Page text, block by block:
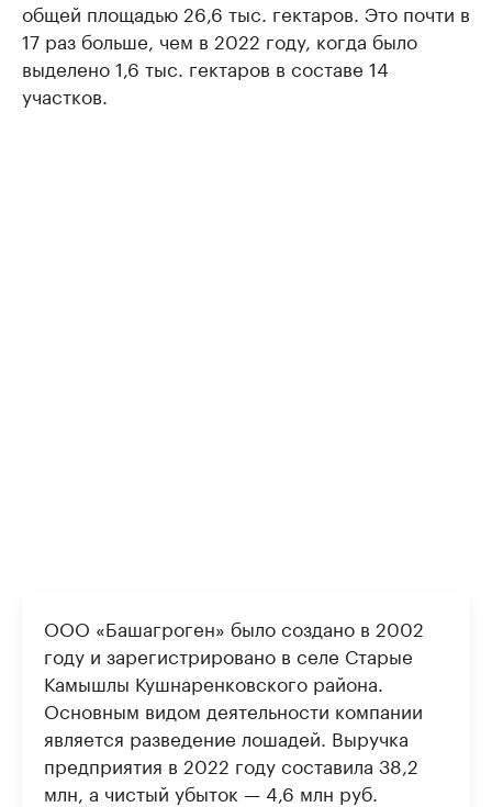
общей площадью 26,6 тыс. гектаров. Это почти в
17 раз больше, чем в 2022 году, когда было
выделено 1,6 тыс. гектаров в составе 14
участков.
ООО «Башагроген» было создано в 2002
году и зарегистрировано в селе Старые
Камышлы Кушнаренковского района.
Основным видом деятельности компании
является разведение лошадей. Выручка
предприятия в 2022 году составила 38,2
млн, а чистый убыток — 4,6 млн руб.